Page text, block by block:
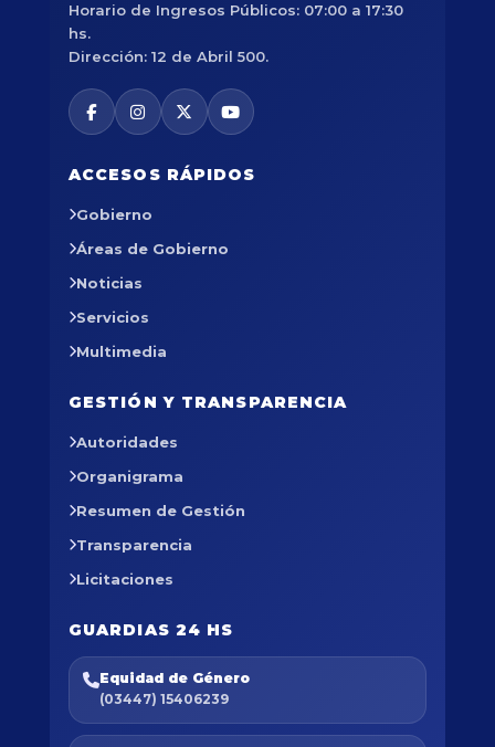
Horario de Ingresos Públicos: 07:00 a 17:30
hs.
Dirección: 12 de Abril 500.
ACCESOS RÁPIDOS
Gobierno
Áreas de Gobierno
Noticias
Servicios
Multimedia
GESTIÓN Y TRANSPARENCIA
Autoridades
Organigrama
Resumen de Gestión
Transparencia
Licitaciones
GUARDIAS 24 HS
Equidad de Género
(03447) 15406239